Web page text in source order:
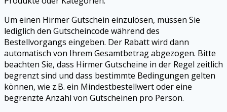
Um einen Hirmer Gutschein einzulösen, müssen Sie
lediglich den Gutscheincode während des
Bestellvorgangs eingeben. Der Rabatt wird dann
automatisch von Ihrem Gesamtbetrag abgezogen. Bitte
beachten Sie, dass Hirmer Gutscheine in der Regel zeitlich
begrenzt sind und dass bestimmte Bedingungen gelten
können, wie z.B. ein Mindestbestellwert oder eine
begrenzte Anzahl von Gutscheinen pro Person.